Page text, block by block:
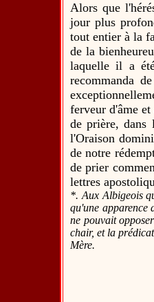
Alors que
jour plus
tout entier à la
de la
laquelle il a
recommanda
ferveur d'âme
de prière, dans
l'Oraison
de notre
de prier
lettres
*. Aux Albigeois
qu'une apparence
ne pouvait
chair, et la
Mère.